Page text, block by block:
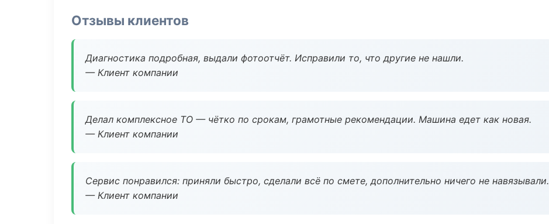
Отзывы клиентов
Диагностика подробная, выдали фотоотчёт. Исправили то, что другие не нашли.
— Клиент компании
Делал комплексное ТО — чётко по срокам, грамотные рекомендации. Машина едет как новая.
— Клиент компании
Сервис понравился: приняли быстро, сделали всё по смете, дополнительно ничего не навязывали.
— Клиент компании